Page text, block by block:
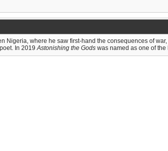
where he saw first-hand the consequences of
In 2019 Astonishing the Godswas named as one of the